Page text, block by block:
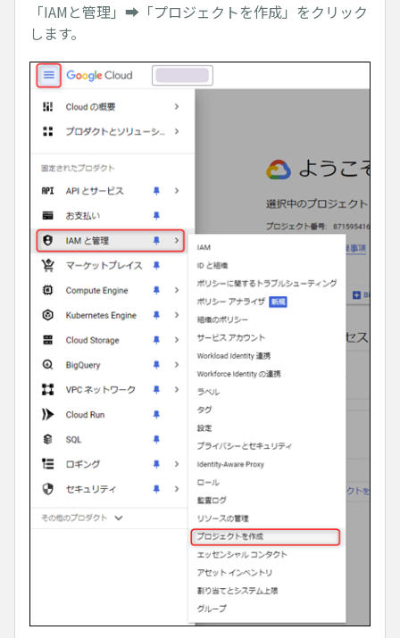
「IAMと管理」➡「プロジェクトを作成」をクリック
します。